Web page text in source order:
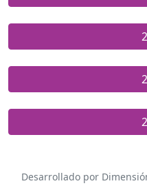
Desarrollado por